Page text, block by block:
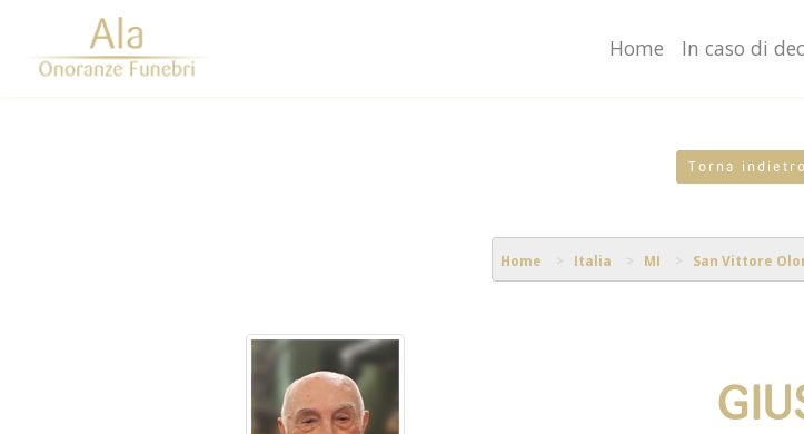
Home In caso di
Torna indietro
Home Italia MI San Vittore
Questo sito o gli strumenti terzi da questo utilizzati si avvalgono di cookie necessari al
scorrendo questa pagina, cliccando su un link o proseguendo la navigazione in